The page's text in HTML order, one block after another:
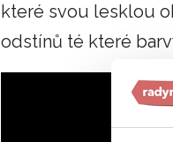
které svou lesklou
odstínů té které